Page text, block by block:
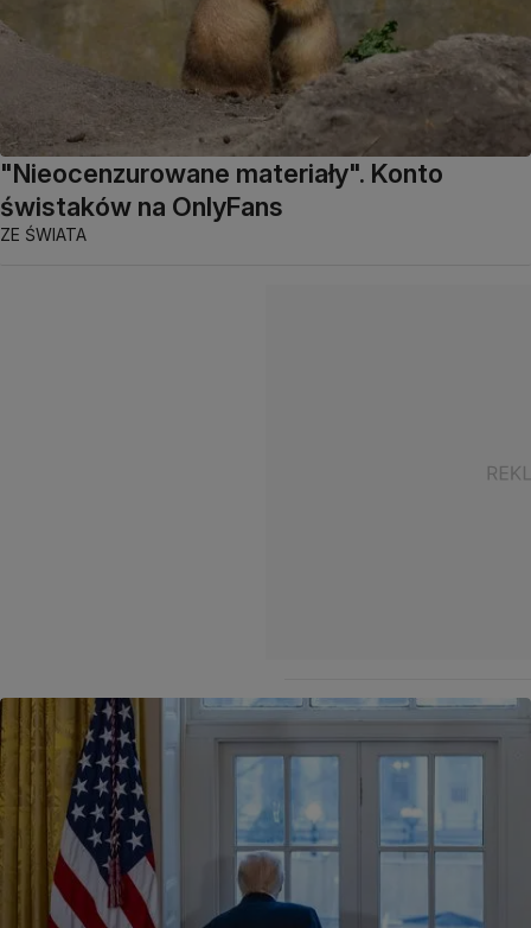
"Nieocenzurowane materiały". Konto
świstaków na OnlyFans
ZE ŚWIATA